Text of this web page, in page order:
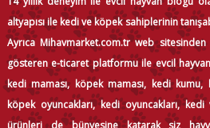
altyapısı ile kedi ve köpek sahiplerinin
Ayrıca Mihavmarket.com.tr web
gösteren e-ticaret platformu ile evcil
kedi maması, köpek maması, kedi
köpek oyuncakları, kedi oyuncakları,